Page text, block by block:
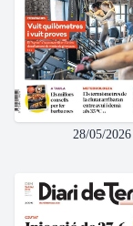
28/05/2026